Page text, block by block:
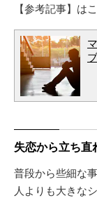
【参考記事】は
失恋から立ち直
普段から些細な
人よりも大きな